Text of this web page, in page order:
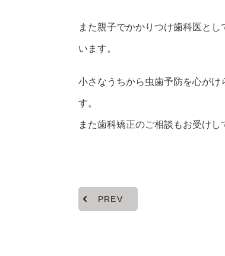
また親子でかかりつけ歯科医と
います。
小さなうちから虫歯予防を心がけ
す。
また歯科矯正のご相談もお受けし
PREV